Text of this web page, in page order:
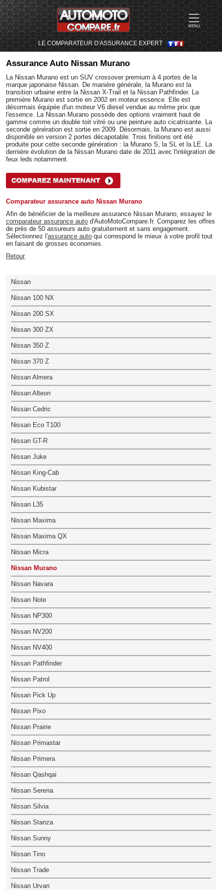
MENU
LE COMPARATEUR D'ASSURANCE EXPERT
Assurance Auto Nissan Murano
La Nissan Murano est un SUV crossover premium à 4 portes de la
marque japonaise Nissan. De manière générale, la Murano est la
transition urbaine entre la Nissan X-Trail et la Nissan Pathfinder. La
première Murano est sortie en 2002 en moteur essence. Elle est
désormais équipée d'un moteur V6 diesel vendue au même prix que
l'essence. La Nissan Murano possède des options vraiment haut de
gamme comme un double toit vitré ou une peinture auto cicatrisante. La
seconde génération est sortie en 2009. Désormais, la Murano est aussi
disponible en version 2 portes décapotable. Trois finitions ont été
produite pour cette seconde génération : la Murano S, la SL et la LE. La
dernière évolution de la Nissan Murano date de 2011 avec l'intégration de
feux leds notamment.
Comparateur assurance auto Nissan Murano
Afin de bénéficier de la meilleure assurance Nissan Murano, essayez le
comparateur assurance auto d'AutoMotoCompare.fr. Comparez les offres
de près de 50 assureurs auto gratuitement et sans engagement.
Sélectionnez l'assurance auto qui correspond le mieux à votre profil tout
en faisant de grosses économies.
Retour
Nissan
Nissan 100 NX
Nissan 200 SX
Nissan 300 ZX
Nissan 350 Z
Nissan 370 Z
Nissan Almera
Nissan Alteon
Nissan Cedric
Nissan Eco T100
Nissan GT-R
Nissan Juke
Nissan King-Cab
Nissan Kubistar
Nissan L35
Nissan Maxima
Nissan Maxima QX
Nissan Micra
Nissan Murano
Nissan Navara
Nissan Note
Nissan NP300
Nissan NV200
Nissan NV400
Nissan Pathfinder
Nissan Patrol
Nissan Pick Up
Nissan Pixo
Nissan Prairie
Nissan Primastar
Nissan Primera
Nissan Qashqai
Nissan Serena
Nissan Silvia
Nissan Stanza
Nissan Sunny
Nissan Tino
Nissan Trade
Nissan Urvan